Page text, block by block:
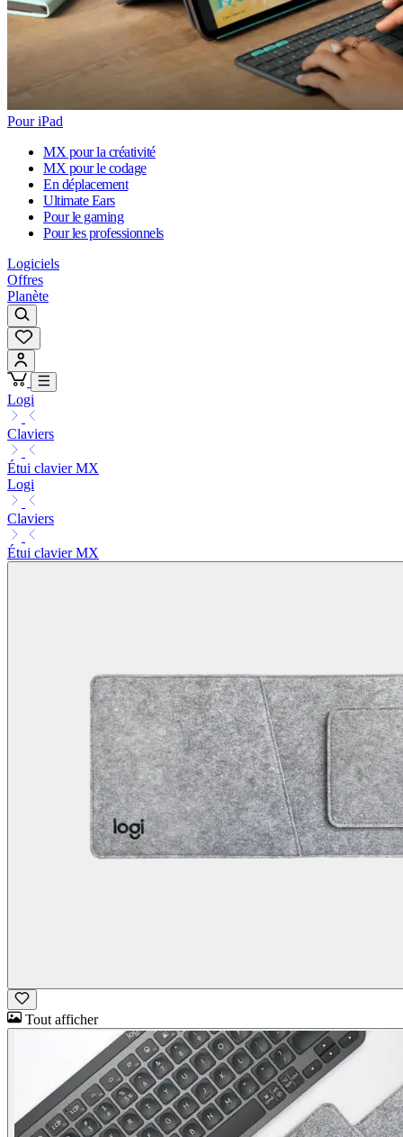
Pour iPad
MX pour la créativité
MX pour le codage
En déplacement
Ultimate Ears
Pour le gaming
Pour les professionnels
Logiciels
Offres
Planète
Logi
Claviers
Étui clavier MX
Logi
Claviers
Étui clavier MX
Tout afficher